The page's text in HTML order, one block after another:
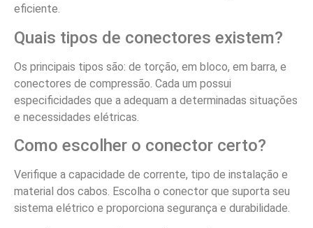
eficiente.
Quais tipos de conectores existem?
Os principais tipos são: de torção, em bloco, em barra, e
conectores de compressão. Cada um possui
especificidades que a adequam a determinadas situações
e necessidades elétricas.
Como escolher o conector certo?
Verifique a capacidade de corrente, tipo de instalação e
material dos cabos. Escolha o conector que suporta seu
sistema elétrico e proporciona segurança e durabilidade.